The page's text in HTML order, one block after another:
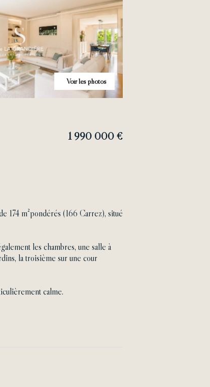
Voir les photos
1 990 000 €
174 m²pondérés (166 Carrez), situé
les chambres, une salle à
la troisième sur une cour
calme.